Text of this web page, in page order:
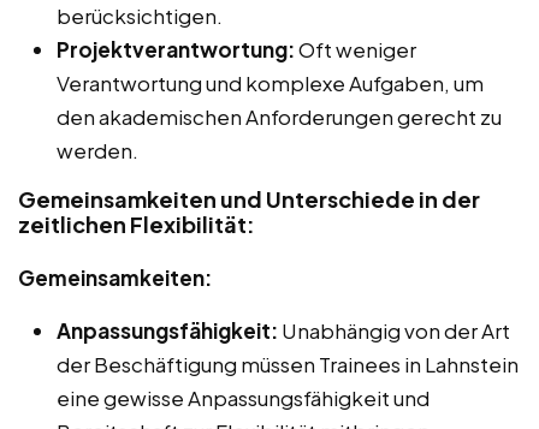
berücksichtigen.
Projektverantwortung:Oft weniger
Verantwortung und komplexe Aufgaben, um
den akademischen Anforderungen gerecht zu
werden.
Gemeinsamkeiten und Unterschiede in der
zeitlichen Flexibilität:
Gemeinsamkeiten:
Anpassungsfähigkeit: Unabhängig von der Art
der Beschäftigung müssen Trainees in Lahnstein
eine gewisse Anpassungsfähigkeit und